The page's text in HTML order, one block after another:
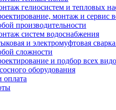
гелиосистем и тепловых
монтаж и сервис
производительности
систем водоснабжения
и электромуфтовая
сложности
и подбор всех
оборудования
оплата